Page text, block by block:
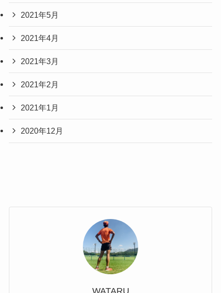
2021年5月
2021年4月
2021年3月
2021年2月
2021年1月
2020年12月
WATARU